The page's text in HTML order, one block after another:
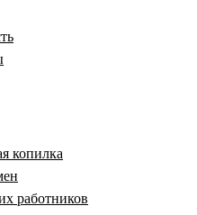
копилка
работников